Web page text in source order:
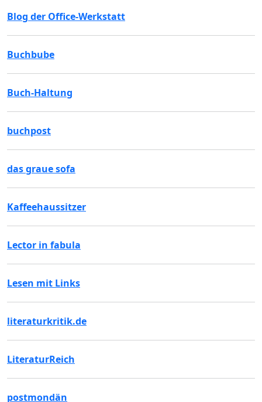
Blog der Office-Werkstatt
Buchbube
Buch-Haltung
buchpost
das graue sofa
Kaffeehaussitzer
Lector in fabula
Lesen mit Links
literaturkritik.de
LiteraturReich
postmondän